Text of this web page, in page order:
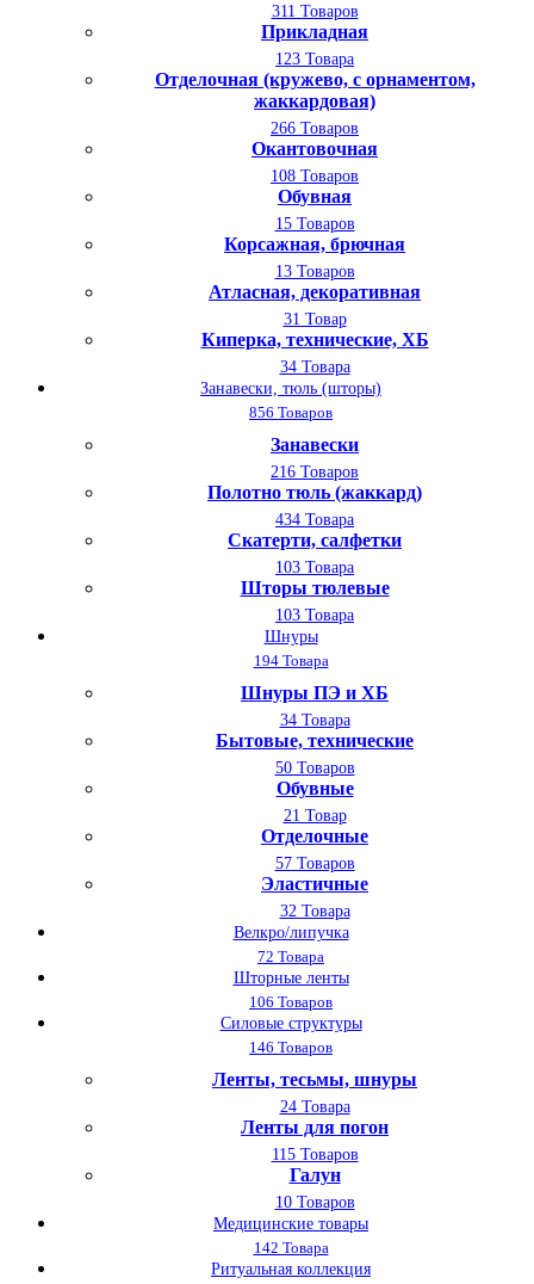
311 Товаров
Прикладная
123 Товара
Отделочная (кружево, с орнаментом,
жаккардовая)
266 Товаров
Окантовочная
108 Товаров
Обувная
15 Товаров
Корсажная, брючная
13 Товаров
Атласная, декоративная
31 Товар
Киперка, технические, ХБ
34 Товара
Занавески, тюль (шторы)
856 Товаров
Занавески
216 Товаров
Полотно тюль (жаккард)
434 Товара
Скатерти, салфетки
103 Товара
Шторы тюлевые
103 Товара
Шнуры
194 Товара
Шнуры ПЭ и ХБ
34 Товара
Бытовые, технические
50 Товаров
Обувные
21 Товар
Отделочные
57 Товаров
Эластичные
32 Товара
Велкро/липучка
72 Товара
Шторные ленты
106 Товаров
Силовые структуры
146 Товаров
Ленты, тесьмы, шнуры
24 Товара
Ленты для погон
115 Товаров
Галун
10 Товаров
Медицинские товары
142 Товара
Ритуальная коллекция